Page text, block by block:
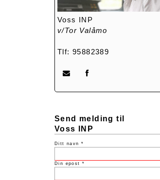
Voss INP
v/Tor Valåmo
Tlf: 95882389
Send melding til
Voss INP
Ditt navn *
Din epost *